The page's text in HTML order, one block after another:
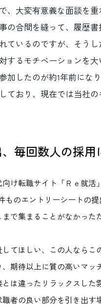
、大変有意義な面談を重
の合間を縫って、履歴
ているのですが、そう
するモチベーションを
加したのが約1年前にな
ており、現在では当社
毎回数人の採用
け転職サイト「Ｒｅ就活
ものエントリーシートの
で集まることがなかった
てほしい、この人ならこ
期待以上に質の高いマッ
は違ったリラックスした
者の良い部分を引き出す